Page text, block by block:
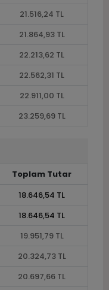
21.516,24 TL
21.864,93 TL
22.213,62 TL
22.562,31 TL
22.911,00 TL
23.259,69 TL
Toplam Tutar
18.646,54 TL
18.646,54 TL
19.951,79 TL
20.324,73 TL
20.697,66 TL